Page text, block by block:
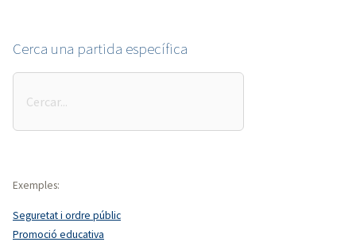
Cerca una partida específica
una
Exemples:
Seguretat i ordre públic
Promoció educativa